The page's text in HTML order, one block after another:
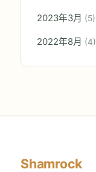
2023年3月 (5)
2022年8月 (4)
Shamrock